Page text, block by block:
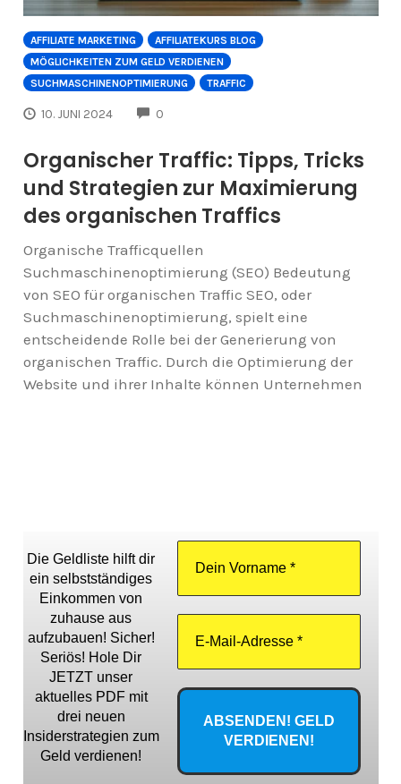
AFFILIATE MARKETING
AFFILIATEKURS BLOG
MÖGLICHKEITEN ZUM GELD VERDIENEN
SUCHMASCHINENOPTIMIERUNG
TRAFFIC
10. JUNI 2024 0
Organischer Traffic: Tipps, Tricks
und Strategien zur Maximierung
des organischen Traffics
Organische Trafficquellen
Suchmaschinenoptimierung (SEO) Bedeutung
von SEO für organischen Traffic SEO, oder
Suchmaschinenoptimierung, spielt eine
entscheidende Rolle bei der Generierung von
organischen Traffic. Durch die Optimierung der
Website und ihrer Inhalte können Unternehmen
Die Geldliste hilft dir
ein selbstständiges
Einkommen von
zuhause aus
aufzubauen! Sicher!
Seriös! Hole Dir
JETZT unser
aktuelles PDF mit
drei neuen
Insiderstrategien zum
Geld verdienen!